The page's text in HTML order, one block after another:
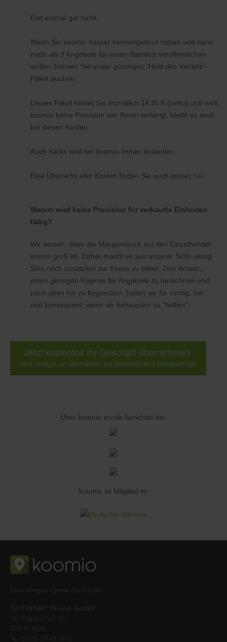
Erst einmal gar nicht.
Wenn Sie koomio besser kennengelernt haben und dann
mehr als 3 Angebote für einen Standort veröffentlichen
wollen, können Sie unser günstiges "Held des Viertels"-
Paket buchen.
Dieses Paket kostet Sie monatlich 14,95 € (netto) und weil
koomio keine Provision von Ihnen verlangt, bleibt es auch
bei diesen Kosten.
Auch Klicks sind bei koomio immer kostenlos.
Eine Übersicht aller Kosten finden Sie auch immer hier.
Warum wird keine Provision für verkaufte Einheiten
fällig?
Wir wissen, dass der Margendruck auf den Einzelhandel
enorm groß ist. Daher macht es aus unserer Sicht wenig
Sinn noch zusätzlich zur Kasse zu bitten. Den Ansatz,
einen geringen Fixpreis für Angebote zu berechnen und
nach oben hin zu begrenzen, halten wir für richtig, fair
und konsequent, wenn wir behaupten zu "helfen".
Jetzt kostenlos Ihr Geschäft übernehmen
(Ihre Anfrage zur Übernahme des Geschäfts wird berücksichtigt)
Über koomio wurde berichtet bei:
koomio ist Mitglied im